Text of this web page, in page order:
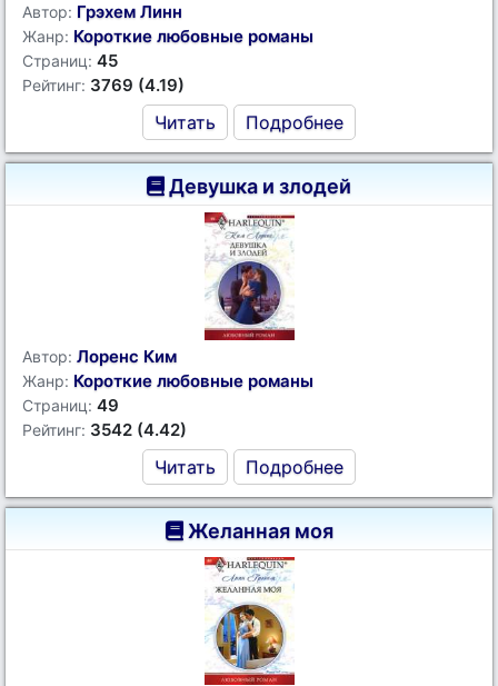
Автор: Грэхем Линн
Жанр: Короткие любовные романы
Страниц: 45
Рейтинг: 3769 (4.19)
Читать Подробнее
Девушка и злодей
Автор: Лоренс Ким
Жанр: Короткие любовные романы
Страниц: 49
Рейтинг: 3542 (4.42)
Читать Подробнее
Желанная моя